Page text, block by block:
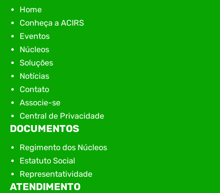
Home
Conheça a ACIRS
Eventos
Núcleos
Soluções
Notícias
Contato
Associe-se
Central de Privacidade
DOCUMENTOS
Regimento dos Núcleos
Estatuto Social
Representatividade
ATENDIMENTO